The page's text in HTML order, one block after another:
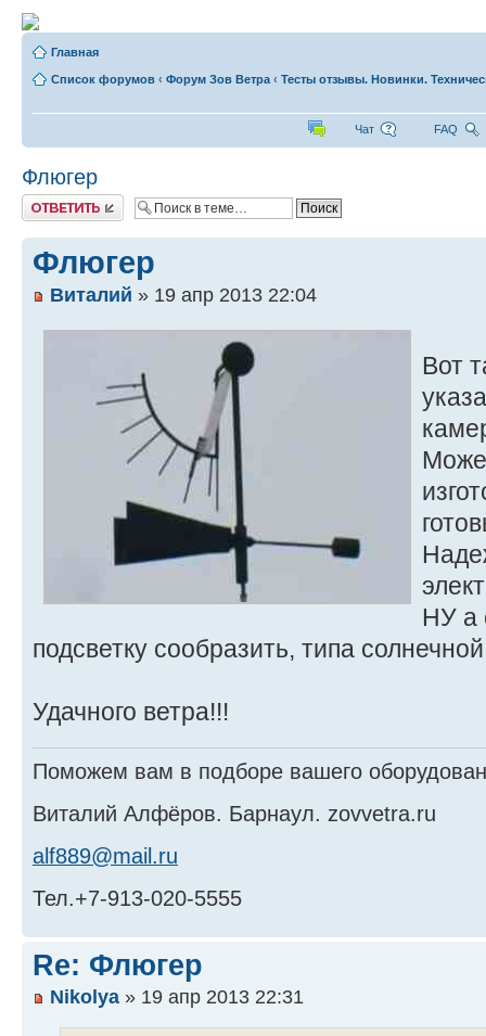
Главная
Список форумов ‹ Форум Зов Ветра ‹ Тесты отзывы. Новинки.
Чат FAQ
Флюгер
Ответить
Флюгер
Виталий » 19 апр 2013 22:04
Вот
НУ а
подсветку сообразить, типа
Удачного ветра!!!
Поможем вам в подборе вашего
Виталий Алфёров. Барнаул. zovvetra.ru
alf889@mail.ru
Тел.+7-913-020-5555
Re: Флюгер
Nikolya » 19 апр 2013 22:31